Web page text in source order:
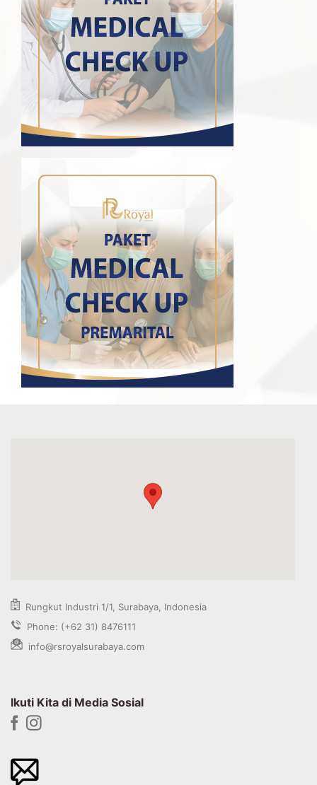
Rungkut Industri 1/1, Surabaya, Indonesia
Phone: (+62 31) 8476111
info@rsroyalsurabaya.com
Ikuti Kita di Media Sosial